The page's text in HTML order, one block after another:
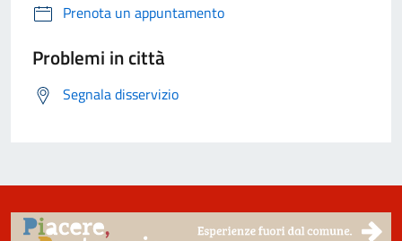
Prenota un appuntamento
Problemi in città
Segnala disservizio